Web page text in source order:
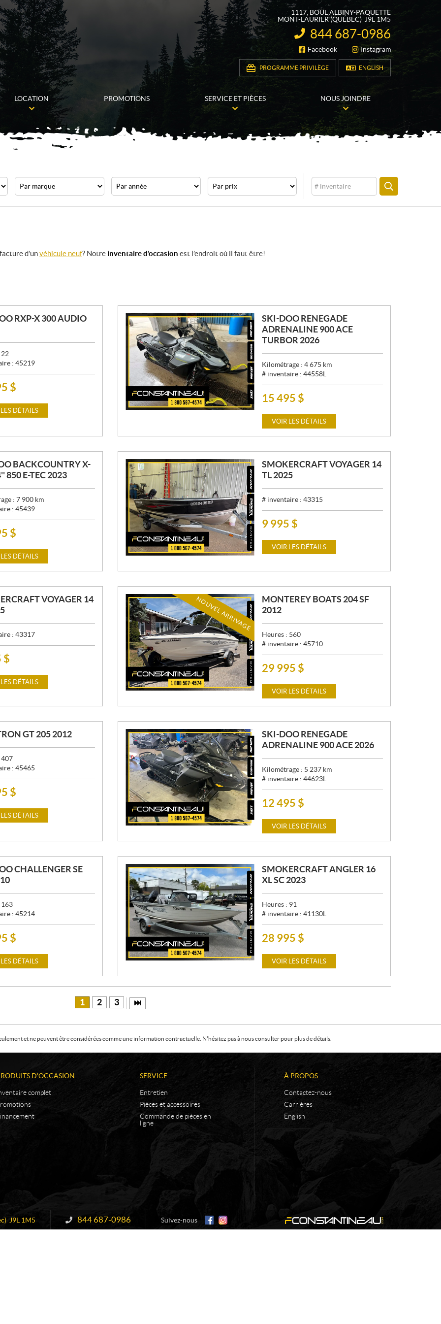
1117, BOUL ALBINY-PAQUETTE
MONT-LAURIER(QUÉBEC) J9L 1M5
INFORMATION :
844 687-0986
SUIVEZ-NOUS
Facebook Instagram
PROGRAMME PRIVILÈGE ENGLISH
LOCATION PROMOTIONS SERVICE ET PIÈCES NOUS JOINDRE
CHERCHER
d’unvéhicule neuf? Notre inventaire d’occasion est l’endroit où il faut être!
RXP-X 300 AUDIO
22
: 45219
$
DÉTAILS
SKI-DOO RENEGADE
ADRENALINE 900 ACE
TURBOR 2026
Kilométrage : 4 675 km
# inventaire : 44558L
P
X
:
15 495 $
VOIR LES DÉTAILS
BACKCOUNTRY X-
850 E-TEC 2023
: 7 900 km
: 45439
$
DÉTAILS
SMOKERCRAFT VOYAGER 14
TL 2025
# inventaire : 43315
P
X
9 995 $
VOIR LES DÉTAILS
VOYAGER 14
: 43317
$
DÉTAILS
NOUVEL ARRIVAGE
MONTEREY BOATS 204 SF
2012
Heures : 560
# inventaire : 45710
P
X
:
29 995 $
VOIR LES DÉTAILS
GT 205 2012
407
: 45465
$
DÉTAILS
SKI-DOO RENEGADE
ADRENALINE 900 ACE 2026
Kilométrage : 5 237 km
# inventaire : 44623L
P
X
:
12 495 $
VOIR LES DÉTAILS
CHALLENGER SE
163
: 45214
$
DÉTAILS
SMOKERCRAFT ANGLER 16
XL SC 2023
Heures : 91
# inventaire : 41130L
P
X
28 995 $
VOIR LES DÉTAILS
1 2 3
et ne peuvent être considérées comme une information contractuelle. N'hésitez pas à nous consulter pour plus de détails.
D'OCCASION
complet
SERVICE
Entretien
Pièces et accessoires
Commande de pièces en
ligne
À PROPOS
Contactez-nous
Carrières
English
J9L 1M5 Information :
844 687-0986 Suivez-nous